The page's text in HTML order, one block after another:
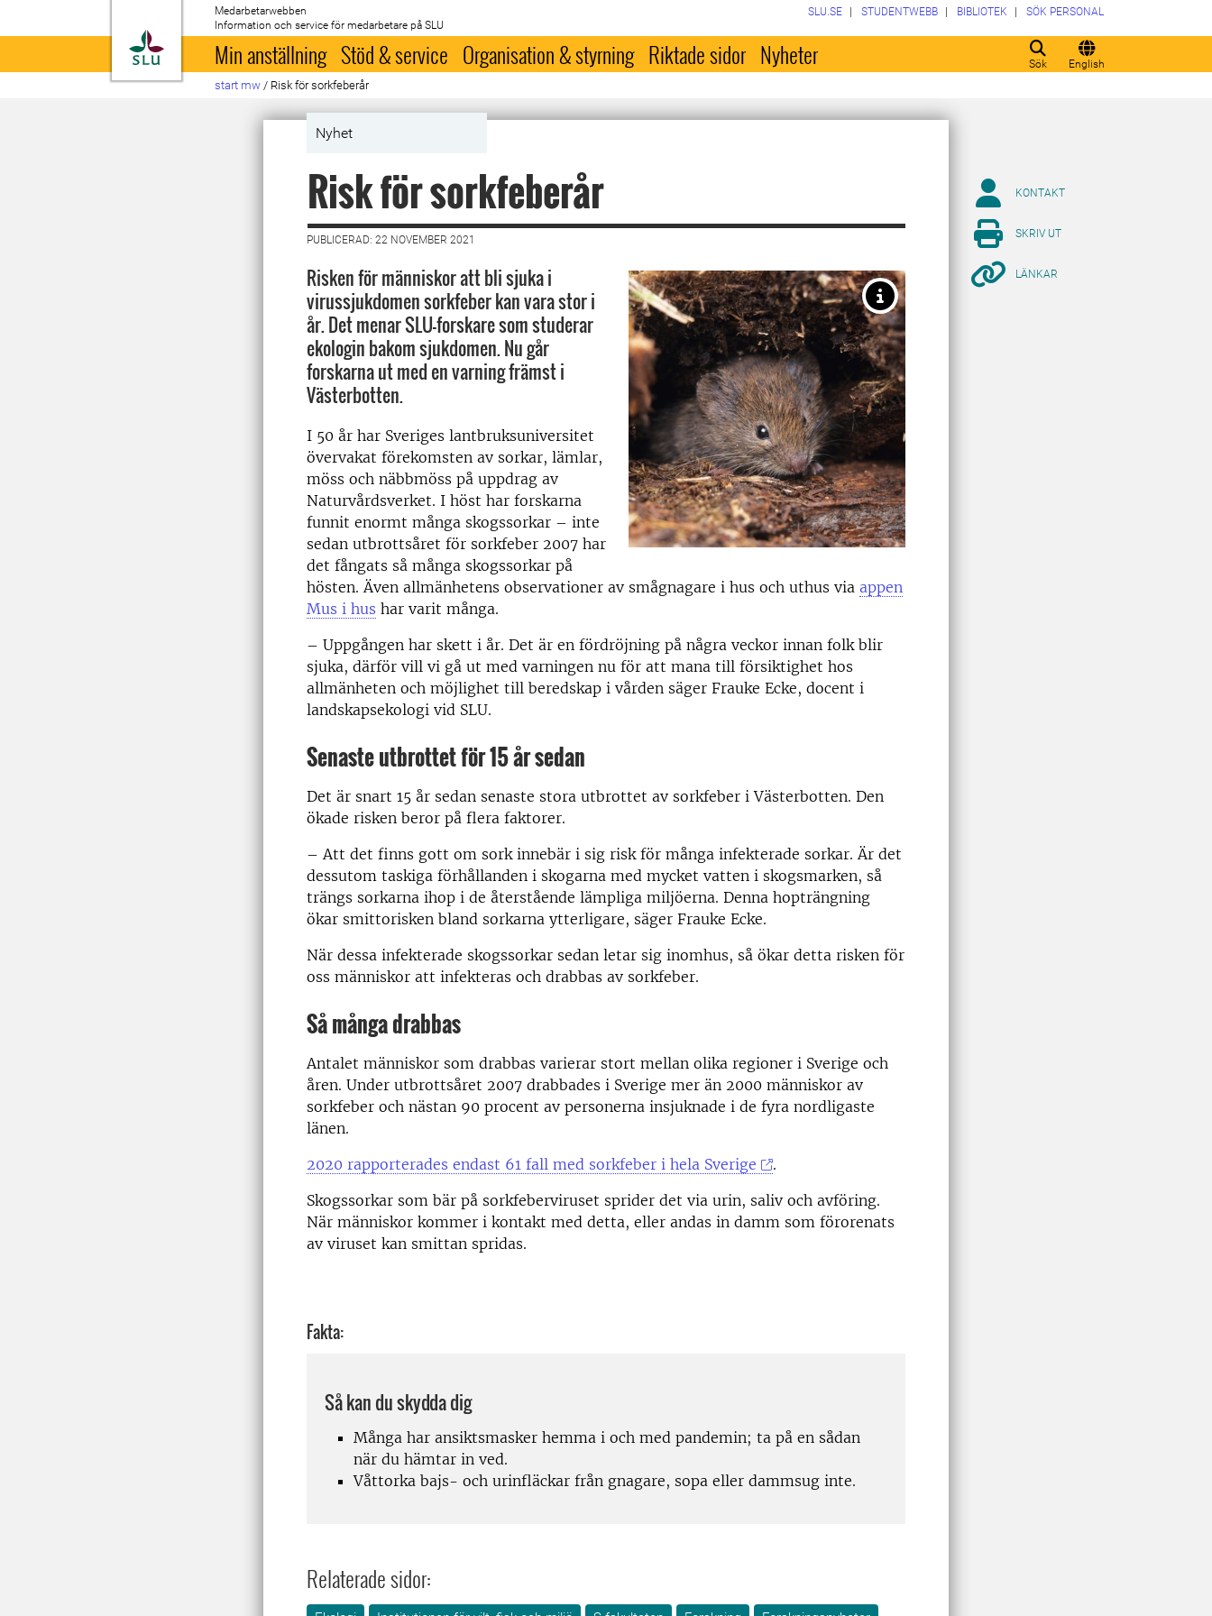
Till startsida
Medarbetarwebben
Information och service för medarbetare på SLU
Sök English
SLU.SE STUDENTWEBB BIBLIOTEK SÖK PERSONAL
Min anställning Stöd & service Organisation & styrning Riktade sidor Nyheter
start mw / Risk för sorkfeberår
Nyhet
Risk för sorkfeberår
PUBLICERAD: 22 NOVEMBER 2021
Risken för människor att bli sjuka i
virussjukdomen sorkfeber kan vara stor i
år. Det menar SLU-forskare som studerar
ekologin bakom sjukdomen. Nu går
forskarna ut med en varning främst i
Västerbotten.
I 50 år har Sveriges lantbruksuniversitet
övervakat förekomsten av sorkar, lämlar,
möss och näbbmöss på uppdrag av
Naturvårdsverket. I höst har forskarna
funnit enormt många skogssorkar – inte
sedan utbrottsåret för sorkfeber 2007 har
det fångats så många skogssorkar på
hösten. Även allmänhetens observationer av smågnagare i hus och uthus via appen
Mus i hus har varit många.
– Uppgången har skett i år. Det är en fördröjning på några veckor innan folk blir
sjuka, därför vill vi gå ut med varningen nu för att mana till försiktighet hos
allmänheten och möjlighet till beredskap i vården säger Frauke Ecke, docent i
landskapsekologi vid SLU.
Senaste utbrottet för 15 år sedan
Det är snart 15 år sedan senaste stora utbrottet av sorkfeber i Västerbotten. Den
ökade risken beror på flera faktorer.
– Att det finns gott om sork innebär i sig risk för många infekterade sorkar. Är det
dessutom taskiga förhållanden i skogarna med mycket vatten i skogsmarken, så
trängs sorkarna ihop i de återstående lämpliga miljöerna. Denna hopträngning
ökar smittorisken bland sorkarna ytterligare, säger Frauke Ecke.
När dessa infekterade skogssorkar sedan letar sig inomhus, så ökar detta risken för
oss människor att infekteras och drabbas av sorkfeber.
Så många drabbas
Antalet människor som drabbas varierar stort mellan olika regioner i Sverige och
åren. Under utbrottsåret 2007 drabbades i Sverige mer än 2000 människor av
sorkfeber och nästan 90 procent av personerna insjuknade i de fyra nordligaste
länen.
2020 rapporterades endast 61 fall med sorkfeber i hela Sverige
.
Skogssorkar som bär på sorkfeberviruset sprider det via urin, saliv och avföring.
När människor kommer i kontakt med detta, eller andas in damm som förorenats
av viruset kan smittan spridas.
Fakta:
Så kan du skydda dig
Många har ansiktsmasker hemma i och med pandemin; ta på en sådan
när du hämtar in ved.
Våttorka bajs- och urinfläckar från gnagare, sopa eller dammsug inte.
Relaterade sidor:
KONTAKT
SKRIV UT
LÄNKAR